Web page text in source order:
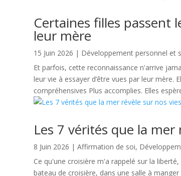
Certaines filles passent
leur mère
15 Juin 2026 | Développement personnel et
Et parfois, cette reconnaissance n'arrive
leur vie à essayer d’être vues par leur mère.
compréhensives Plus accomplies. Elles
Les 7 vérités que la mer
8 Juin 2026 |Affirmation de soi,
Ce qu'une croisière m'a rappelé sur la
bateau de croisière, dans une salle à